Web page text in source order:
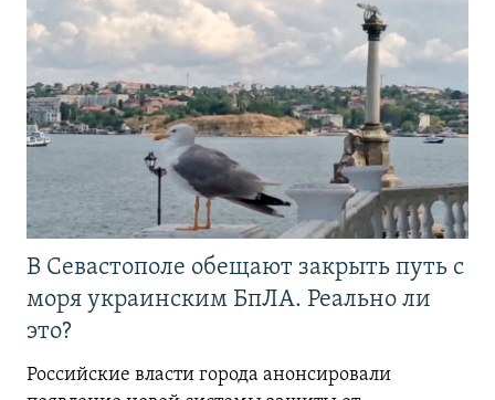
В Севастополе обещают закрыть путь с
моря украинским БпЛА. Реально ли
это?
Российские власти города анонсировали